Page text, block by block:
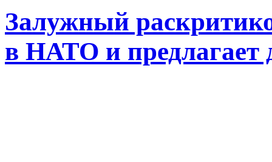
Залужный
в НАТО и предлагает